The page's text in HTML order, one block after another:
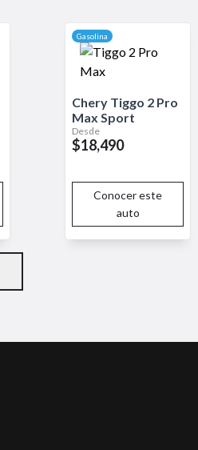
atractiva para quienes valoran la
Gasolina
Chery Tiggo 2 Pro
Max Sport
Desde
$18,490
Conocer este
auto